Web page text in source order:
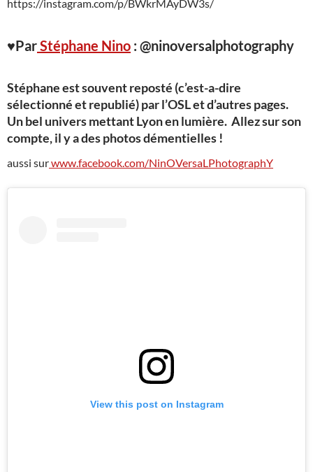
https://instagram.com/p/BWkrMAyDW3s/
♥ParStéphane Nino : @ninoversalphotography
Stéphane est souvent reposté (c’est-a-dire
sélectionné et republié) par l’OSL et d’autres pages.
Un bel univers mettant Lyon en lumière. Allez sur son
compte, il y a des photos démentielles !
aussi surwww.facebook.com/NinOVersaLPhotographY
View this post on Instagram